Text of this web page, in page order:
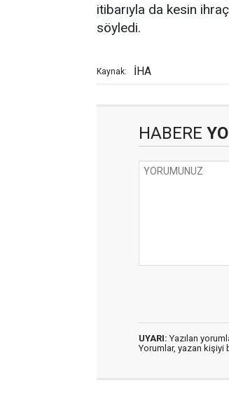
itibarıyla da kesin
söyledi.
Kaynak: İHA
HABERE
UYARI: Yazılan
Yorumlar, yazan kişiyi